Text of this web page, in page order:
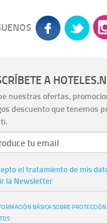
A
nuestras ofertas,
descuento que tenemos
el tratamiento de mis
la Newsletter
BÁSICA SOBRE PROTECCIÓN